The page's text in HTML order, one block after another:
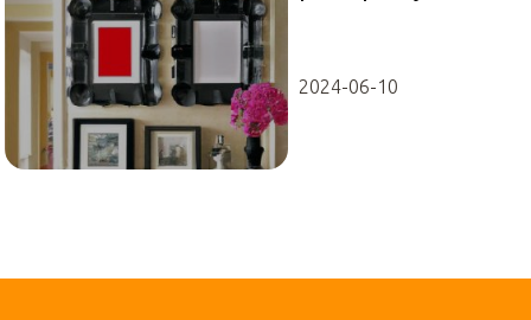
2024-06-10